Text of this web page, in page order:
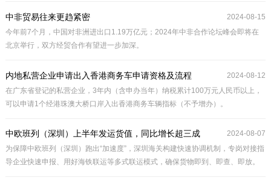
2024-08-15
中非贸易往来更趋紧密
今年前7个月，中国对非洲进出口1.19万亿元；2024年中非合作论坛峰会即将在
北京举行，双方经贸合作有望进一步加深。
2024-08-12
内地私营企业申请出入香港商务车申请资格及流程
在广东省登记的私营企业，3年内（含申办当年）纳税累计100万元人民币以上，
可以申请1个经港珠澳大桥口岸入出香港商务车辆指标（不予增办）。
2024-08-07
中欧班列（深圳）上半年发运货值，同比增长超三成
为保障中欧班列（深圳）跑出“加速度”，深圳海关构建快速协调机制，专岗对接指
导企业快速申报、用好海铁联运等多式联运模式，确保货物即到、即查、即放。